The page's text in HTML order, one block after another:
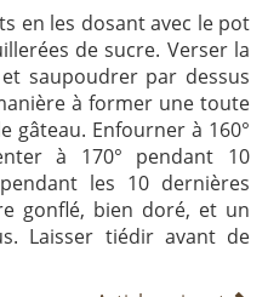
en les dosant avec le pot
de sucre. Verser la
saupoudrer par dessus
à former une toute
gâteau. Enfourner à 160°
à 170° pendant 10
les 10 dernières
gonflé, bien doré, et un
Laisser tiédir avant de